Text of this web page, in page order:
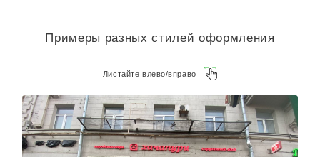
Примеры разных стилей оформления
Листайте влево/вправо